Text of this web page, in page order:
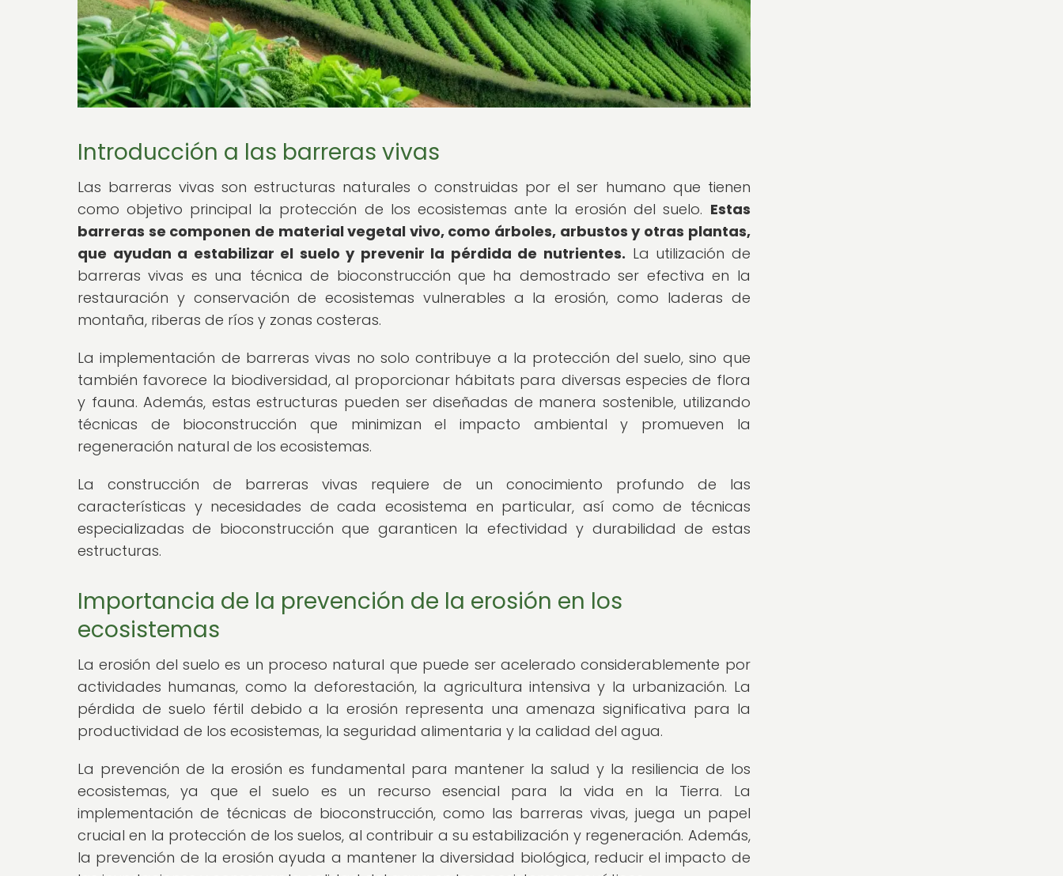
Introducción a las barreras vivas
Las barreras vivas son estructuras naturales o construidas por el ser humano que tienen
como objetivo principal la protección de los ecosistemas ante la erosión del suelo. Estas
barreras se componen de material vegetal vivo, como árboles, arbustos y otras plantas,
que ayudan a estabilizar el suelo y prevenir la pérdida de nutrientes. La utilización de
barreras vivas es una técnica de bioconstrucción que ha demostrado ser efectiva en la
restauración y conservación de ecosistemas vulnerables a la erosión, como laderas de
montaña, riberas de ríos y zonas costeras.
La implementación de barreras vivas no solo contribuye a la protección del suelo, sino que
también favorece la biodiversidad, al proporcionar hábitats para diversas especies de flora
y fauna. Además, estas estructuras pueden ser diseñadas de manera sostenible, utilizando
técnicas de bioconstrucción que minimizan el impacto ambiental y promueven la
regeneración natural de los ecosistemas.
La construcción de barreras vivas requiere de un conocimiento profundo de las
características y necesidades de cada ecosistema en particular, así como de técnicas
especializadas de bioconstrucción que garanticen la efectividad y durabilidad de estas
estructuras.
Importancia de la prevención de la erosión en los
ecosistemas
La erosión del suelo es un proceso natural que puede ser acelerado considerablemente por
actividades humanas, como la deforestación, la agricultura intensiva y la urbanización. La
pérdida de suelo fértil debido a la erosión representa una amenaza significativa para la
productividad de los ecosistemas, la seguridad alimentaria y la calidad del agua.
La prevención de la erosión es fundamental para mantener la salud y la resiliencia de los
ecosistemas, ya que el suelo es un recurso esencial para la vida en la Tierra. La
implementación de técnicas de bioconstrucción, como las barreras vivas, juega un papel
crucial en la protección de los suelos, al contribuir a su estabilización y regeneración. Además,
la prevención de la erosión ayuda a mantener la diversidad biológica, reducir el impacto de